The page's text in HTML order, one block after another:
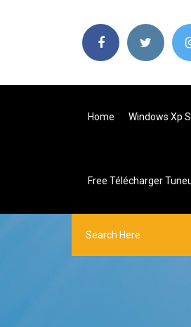
Home Windows Xp
Free Télécharger